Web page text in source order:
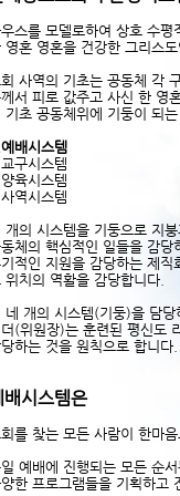
스를 모델로하여 상호 수평
영혼 영혼을 건강한 그리스
사역의 기초는 공동체 각
서 피로 값주고 사신 한 영
기초 공동체위에 기둥이 되
배시스템
구시스템
육시스템
역시스템
개의 시스템을 기둥으로 지
체의 핵심적인 일들을 감당
적인 지원을 감당하는 제직
위치의 역활을 감당합니다.
네 개의 시스템(기둥)을 담당
(위원장)는 훈련된 평신도
하는 것을 원칙으로 합니다.
배시스템은
를 찾는 모든 사람이 한마
예배에 진행되는 모든 순
한 프로그램들을 기획하고